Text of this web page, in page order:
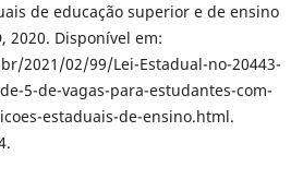
de educação superior e de ensino
2020. Disponível em:
2021/02/99/Lei-Estadual-no-20443-
5-de-vagas-para-estudantes-com-
estaduais-de-ensino.html.